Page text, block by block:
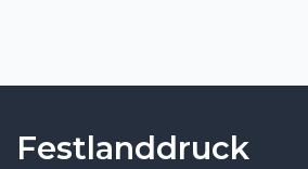
Festlanddruck